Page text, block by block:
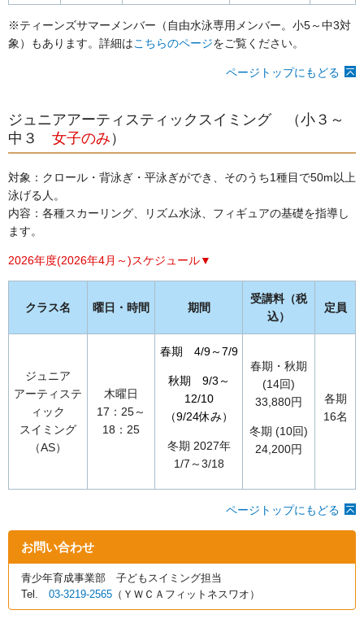
※ティーンズサマーメンバー（自由水泳専用メンバー。小5～中3対
象）もあります。詳細はこちらのページをご覧ください。
ページトップにもどる
ジュニアアーティスティックスイミング （小３～
中３ 女子のみ ）
対象：クロール・背泳ぎ・平泳ぎができ、そのうち1種目で50m以上
泳げる人。
内容：各種スカーリング、リズム水泳、フィギュアの基礎を指導し
ます。
2026年度(2026年4月～)スケジュール▼
クラス名 曜日・時間 期間
受講料（税
込）
定員
ジュニア
アーティステ
ィック
スイミング
（AS）
木曜日
17：25～
18：25
春期 4/9～7/9
秋期 9/3～
12/10
（9/24休み）
冬期 2027年
1/7～3/18
春期・秋期
(14回)
33,880円
冬期 (10回)
24,200円
各期
16名
ページトップにもどる
お問い合わせ
青少年育成事業部 子どもスイミング担当
Tel. 03-3219-2565 （ＹＷＣＡフィットネスワオ）